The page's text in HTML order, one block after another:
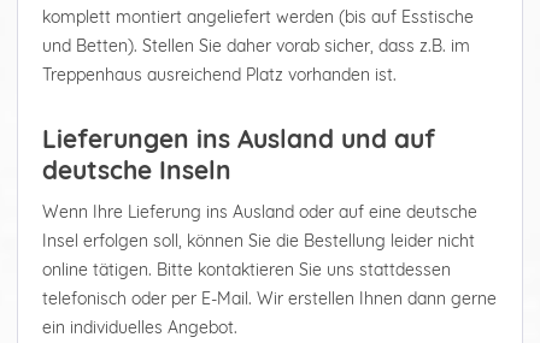
komplett montiert angeliefert werden (bis auf Esstische
und Betten). Stellen Sie daher vorab sicher, dass z.B. im
Treppenhaus ausreichend Platz vorhanden ist.
Lieferungen ins Ausland und auf
deutsche Inseln
Wenn Ihre Lieferung ins Ausland oder auf eine deutsche
Insel erfolgen soll, können Sie die Bestellung leider nicht
online tätigen. Bitte kontaktieren Sie uns stattdessen
telefonisch oder per E-Mail. Wir erstellen Ihnen dann gerne
ein individuelles Angebot.